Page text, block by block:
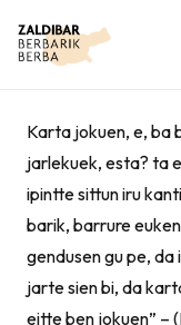
Karta jokuen, e, ba
jarlekuek, esta? ta
ipintte sittun iru
barik, barrure
gendusen gu pe,
jarte sien bi, da
eitte ben jokuen” –